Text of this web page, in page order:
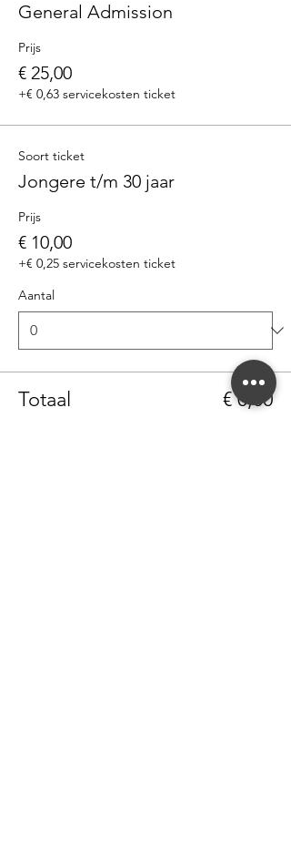
General Admission
Prijs
€ 25,00
+€ 0,63 servicekosten ticket
Soort ticket
Jongere t/m 30 jaar
Prijs
€ 10,00
+€ 0,25 servicekosten ticket
Aantal
Totaal € 0,00